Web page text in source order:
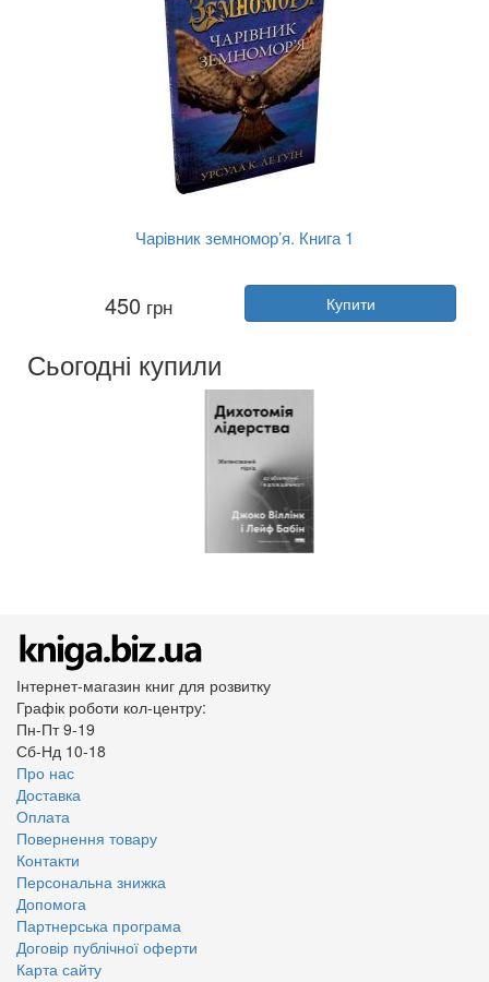
Чарівник земномор’я. Книга 1
Урсула Ле Гуїн
Stone Publishing
Мова:
450 грн Купити
Сьогодні купили
Інтернет-магазин книг для розвитку
Графік роботи кол-центру:
Пн-Пт 9-19
Сб-Нд 10-18
Про нас
Доставка
Оплата
Повернення товару
Контакти
Персональна знижка
Допомога
Партнерська програма
Договір публічної оферти
Карта сайту